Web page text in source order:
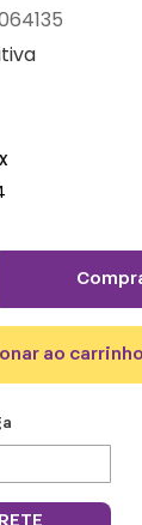
ao carrinho